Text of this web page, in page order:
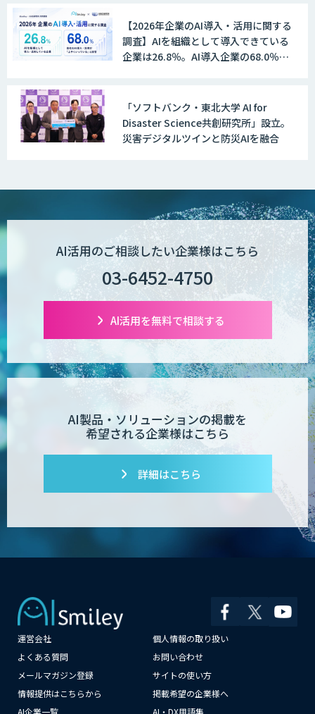
DX推進のパートナーに「ジンベイ 生成
AI・DXコンサルティング」
Dify構築サービス
生成AI×業務改善研修 ベーシックプラン
【特許調査特化】生成AI構築サービス
対話型AI×データ分析で顧客接点を革新
する
MµgenGAI
【2026年企業のAI導入・活用に関する
調査】AIを組織として導入できている
企業は26.8％。AI導入企業の68.0％
「ソフトバンク・東北大学 AI for
Disaster Science共創研究所」設立。
災害デジタルツインと防災AIを融合
AI活用のご相談したい企業様はこちら
03-6452-4750
AI活用を無料で相談する
AI製品・ソリューションの掲載を
希望される企業様はこちら
詳細はこちら
運営会社
個人情報の取り扱い
よくある質問
お問い合わせ
メールマガジン登録
サイトの使い方
情報提供はこちらから
掲載希望の企業様へ
AI企業一覧
AI・DX用語集